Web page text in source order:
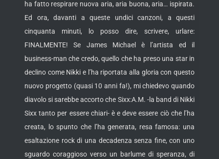
ha fatto respirare nuova aria, aria buona, aria… ispirata.
Ed ora, davanti a queste undici canzoni, a questi
cinquanta minuti, lo posso dire, scrivere, urlare:
FINALMENTE! Se James Michael è l’artista ed il
business-man che credo, quello che ha preso una star in
declino come Nikki e l’ha riportata alla gloria con questo
nuovo progetto (quasi 10 anni fa!), mi chiedevo quando
diavolo si sarebbe accorto che Sixx:A.M. -la band di Nikki
Sixx tanto per essere chiari- è e deve essere ciò che l’ha
creata, lo spunto che l’ha generata, resa famosa: una
esaltazione rock di una decadenza senza fine, con uno
sguardo coraggioso verso un barlume di speranza, di